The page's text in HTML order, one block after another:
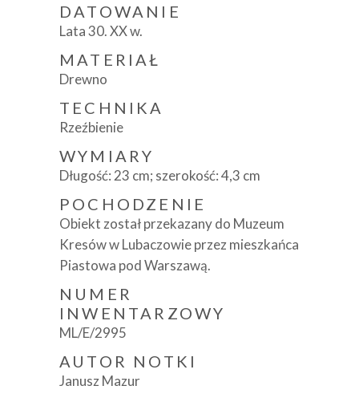
DATOWANIE
Lata 30. XX w.
MATERIAŁ
Drewno
TECHNIKA
Rzeźbienie
WYMIARY
Długość: 23 cm; szerokość: 4,3 cm
POCHODZENIE
Obiekt został przekazany do Muzeum
Kresów w Lubaczowie przez mieszkańca
Piastowa pod Warszawą.
NUMER
INWENTARZOWY
ML/E/2995
AUTOR NOTKI
Janusz Mazur